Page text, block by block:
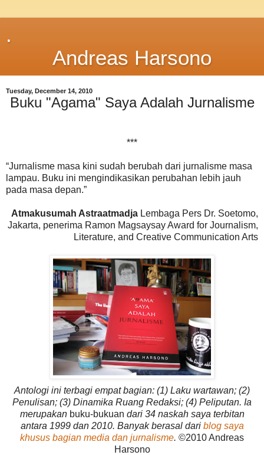
.
Andreas Harsono
Tuesday, December 14, 2010
Buku "Agama" Saya Adalah Jurnalisme
***
“Jurnalisme masa kini sudah berubah dari jurnalisme masa
lampau. Buku ini mengindikasikan perubahan lebih jauh
pada masa depan.”
Atmakusumah Astraatmadja Lembaga Pers Dr. Soetomo,
Jakarta, penerima Ramon Magsaysay Award for Journalism,
Literature, and Creative Communication Arts
Antologi ini terbagi empat bagian: (1) Laku wartawan; (2)
Penulisan; (3) Dinamika Ruang Redaksi; (4) Peliputan. Ia
merupakan buku-bukuan dari 34 naskah saya terbitan
antara 1999 dan 2010. Banyak berasal dari blog saya
khusus bagian media dan jurnalisme. ©2010 Andreas
Harsono